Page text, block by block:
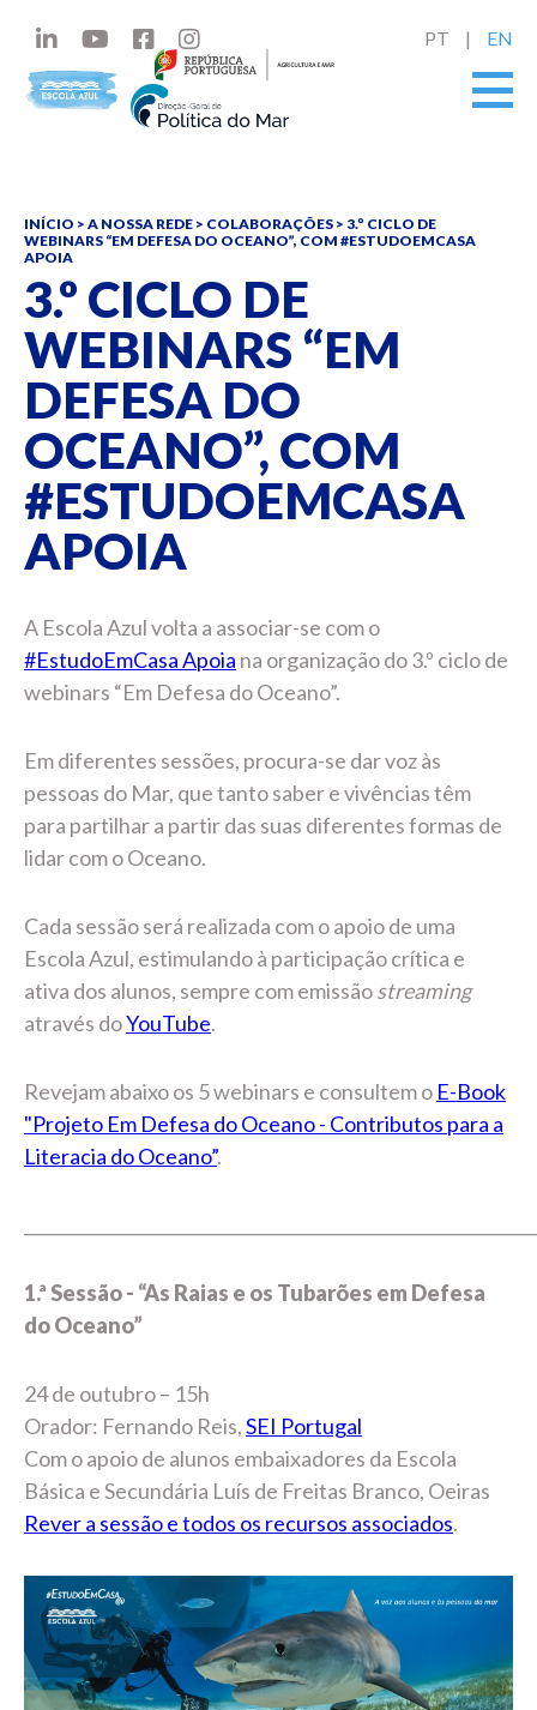
PT EN
INÍCIO > A NOSSA REDE > COLABORAÇÕES > 3.º CICLO DE
WEBINARS “EM DEFESA DO OCEANO”, COM #ESTUDOEMCASA
APOIA
3.º CICLO DE
WEBINARS “EM
DEFESA DO
OCEANO”, COM
#ESTUDOEMCASA
APOIA
A Escola Azul volta a associar-se com o
#EstudoEmCasa Apoia na organização do 3.º ciclo de
webinars “Em Defesa do Oceano”.
Em diferentes sessões, procura-se dar voz às
pessoas do Mar, que tanto saber e vivências têm
para partilhar a partir das suas diferentes formas de
lidar com o Oceano.
Cada sessão será realizada com o apoio de uma
Escola Azul, estimulando à participação crítica e
ativa dos alunos, sempre com emissãostreaming
através doYouTube.
Revejam abaixo os 5 webinars e consultem o E-Book
"Projeto Em Defesa do Oceano - Contributos para a
Literacia do Oceano”.
1.ª Sessão - “As Raias e os Tubarões em Defesa
do Oceano”
24 de outubro – 15h
Orador: Fernando Reis,SEI Portugal
Com o apoio de alunos embaixadores da Escola
Básica e Secundária Luís de Freitas Branco, Oeiras
Rever a sessão e todos os recursos associados.